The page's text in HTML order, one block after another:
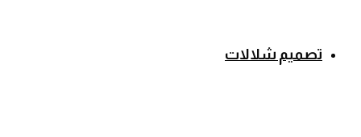
تصميم شلالات